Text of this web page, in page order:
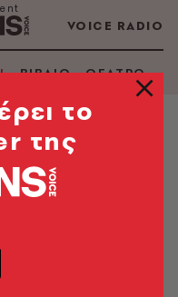
VOICE RADIO
ΒΙΒΛΙΟ ΘΕΑΤΡΟ -
Sarah
να
η πιο σημαντική
το
της